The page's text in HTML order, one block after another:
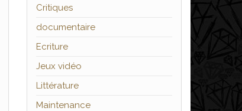
Critiques
documentaire
Ecriture
Jeux vidéo
Littérature
Maintenance